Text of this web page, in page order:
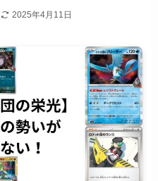
2025年4月11日